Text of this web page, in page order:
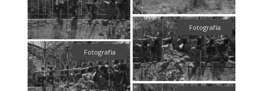
Fotografía
Fotografía